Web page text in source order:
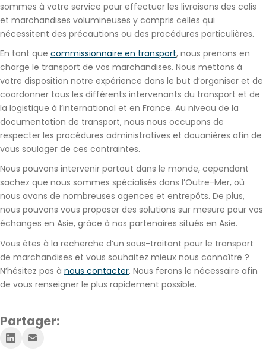
sommes à votre service pour effectuer les livraisons des colis
et marchandises volumineuses y compris celles qui
nécessitent des précautions ou des procédures particulières.
En tant que commissionnaire en transport, nous prenons en
charge le transport de vos marchandises. Nous mettons à
votre disposition notre expérience dans le but d’organiser et de
coordonner tous les différents intervenants du transport et de
la logistique à l’international et en France. Au niveau de la
documentation de transport, nous nous occupons de
respecter les procédures administratives et douanières afin de
vous soulager de ces contraintes.
Nous pouvons intervenir partout dans le monde, cependant
sachez que nous sommes spécialisés dans l’Outre-Mer, où
nous avons de nombreuses agences et entrepôts. De plus,
nous pouvons vous proposer des solutions sur mesure pour vos
échanges en Asie, grâce à nos partenaires situés en Asie.
Vous êtes à la recherche d’un sous-traitant pour le transport
de marchandises et vous souhaitez mieux nous connaître ?
N’hésitez pas à nous contacter. Nous ferons le nécessaire afin
de vous renseigner le plus rapidement possible.
Partager: